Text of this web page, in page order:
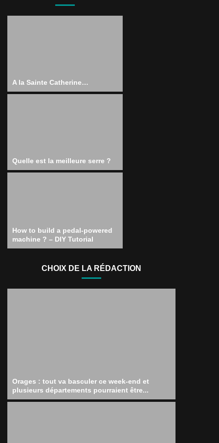
A la Sainte Catherine…
Quelle est la meilleure serre ?
How to build a pedal-powered
machine ? – DIY Tutorial
CHOIX DE LA RÉDACTION
Orages : tout va basculer ce week-end et
plusieurs départements pourraient être...